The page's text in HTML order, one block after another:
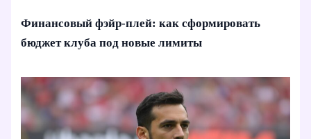
Финансовый фэйр-плей: как сформировать
бюджет клуба под новые лимиты